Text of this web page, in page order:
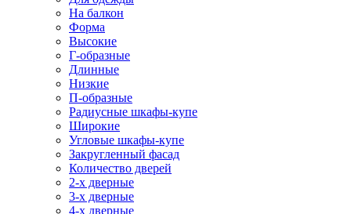
На балкон
Форма
Высокие
Г-образные
Длинные
Низкие
П-образные
Радиусные шкафы-купе
Широкие
Угловые шкафы-купе
Закругленный фасад
Количество дверей
2-х дверные
3-х дверные
4-х дверные